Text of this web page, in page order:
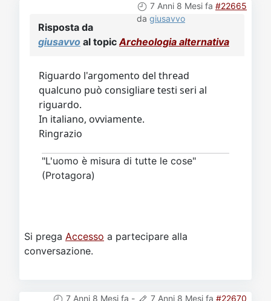
7 Anni 8 Mesi fa #22665
da giusavvo
Risposta da
giusavvo al topic Archeologia alternativa
Riguardo l'argomento del thread
qualcuno può consigliare testi seri al
riguardo.
In italiano, ovviamente.
Ringrazio
"L'uomo è misura di tutte le cose"
(Protagora)
Si prega Accesso a partecipare alla
conversazione.
7 Anni 8 Mesi fa - 7 Anni 8 Mesi fa #22670